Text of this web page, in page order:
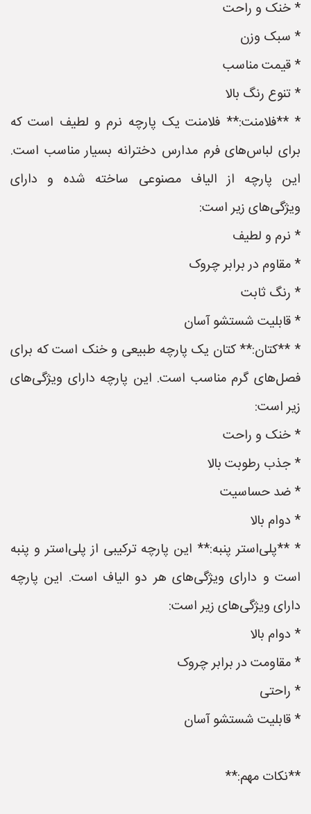
* خنک و راحت
* سبک وزن
* قیمت مناسب
* تنوع رنگ بالا
* **فلامنت:** فلامنت یک پارچه نرم و لطیف است که
برای لباس‌های فرم مدارس دخترانه بسیار مناسب است.
این پارچه از الیاف مصنوعی ساخته شده و دارای
ویژگی‌های زیر است:
* نرم و لطیف
* مقاوم در برابر چروک
* رنگ ثابت
* قابلیت شستشو آسان
* **کتان:** کتان یک پارچه طبیعی و خنک است که برای
فصل‌های گرم مناسب است. این پارچه دارای ویژگی‌های
زیر است:
* خنک و راحت
* جذب رطوبت بالا
* ضد حساسیت
* دوام بالا
* **پلی‌استر پنبه:** این پارچه ترکیبی از پلی‌استر و پنبه
است و دارای ویژگی‌های هر دو الیاف است. این پارچه
دارای ویژگی‌های زیر است:
* دوام بالا
* مقاومت در برابر چروک
* راحتی
* قابلیت شستشو آسان
**نکات مهم:**